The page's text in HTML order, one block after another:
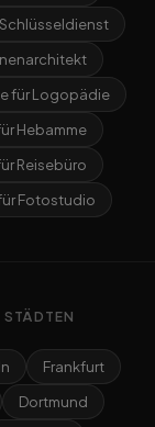
für Logopädie
Hebamme
Reisebüro
Fotostudio
Frankfurt
Dortmund